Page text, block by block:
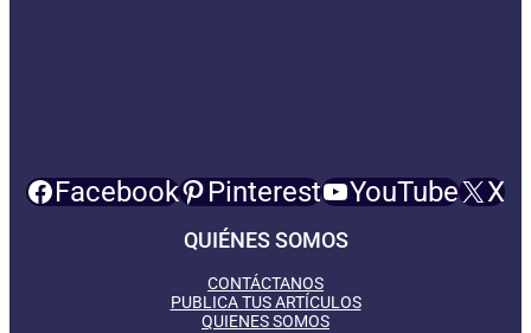
Facebook Pinterest YouTube X
QUIÉNES SOMOS
CONTÁCTANOS
PUBLICA TUS ARTÍCULOS
QUIENES SOMOS